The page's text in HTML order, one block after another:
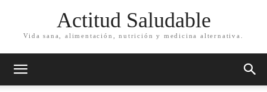
Actitud Saludable
Vida sana, alimentación, nutrición y medicina alternativa.